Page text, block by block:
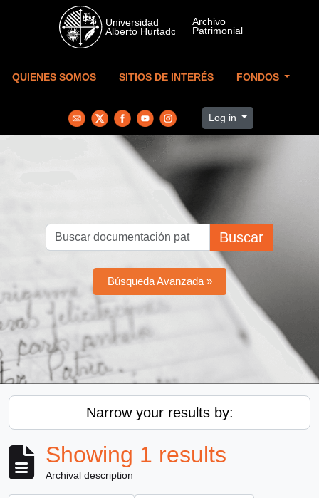
Skip to main content
QUIENES SOMOS SITIOS DE INTERÉS FONDOS
Log in
Buscar
Búsqueda Avanzada »
Narrow your results by:
Showing 1 results
Archival description